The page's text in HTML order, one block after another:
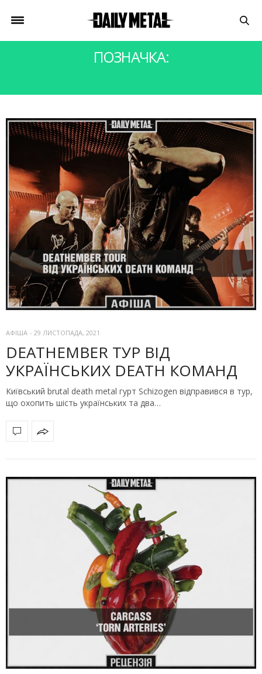
ПОЗНАЧКА:
АФІША - 29 ЛИСТОПАДА, 2021
DEATHEMBER ТУР ВІД
УКРАЇНСЬКИХ DEATH КОМАНД
Київський brutal death metal гурт Schizogen відправився в тур,
що охопить шість українських та два…